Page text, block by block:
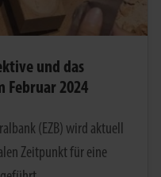
und das
Februar 2024
(EZB) wird aktuell
Zeitpunkt für eine